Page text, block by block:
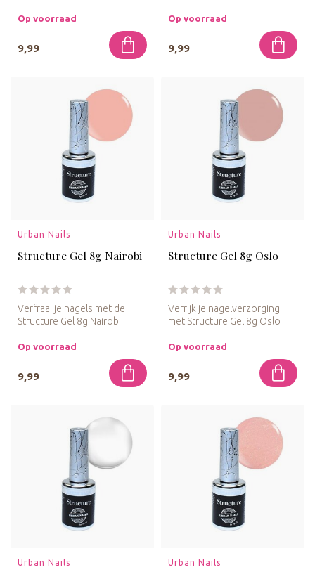
Deze...
Op voorraad
9,99
zachte ...
Op voorraad
9,99
Urban Nails
Structure Gel 8g Nairobi
Verfraai je nagels met de
Structure Gel 8g Nairobi
war...
Op voorraad
9,99
Urban Nails
Structure Gel 8g Oslo
Verrijk je nagelverzorging
met Structure Gel 8g Oslo
Op voorraad
9,99
Urban Nails Urban Nails